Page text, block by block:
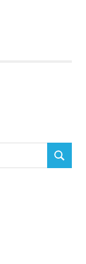
SEARCH